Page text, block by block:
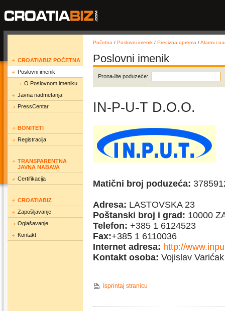
CROATIABIZ POČETNA
Poslovni imenik
O Poslovnom imeniku
Javna nadmetanja
PressCentar
BONITETI
Registracija
TRANSPARENTNA
JAVNA NABAVA
Certifikacija
CROATIABIZ
Zapošljavanje
Oglašavanje
Kontakt
Početna / Poslovni imenik / Precizna oprema /Alarmi i
Poslovni imenik
Pronađite poduzeće:
IN-P-U-T D.O.O.
Matični broj poduzeća:
Adresa: LASTOVSKA 23
Poštanski broj i grad: 10000
Telefon: +385 1 6124523
Fax:+385 1 6110036
Internet adresa: http://
Kontakt osoba: Vojislav Varićak
Isprintaj stranicu